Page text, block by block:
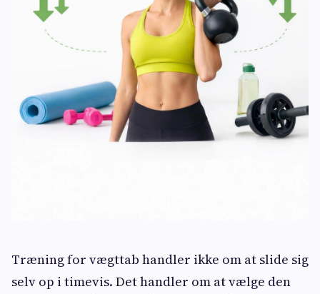
Træning for vægttab handler ikke om at slide sig
selv op i timevis. Det handler om at vælge den